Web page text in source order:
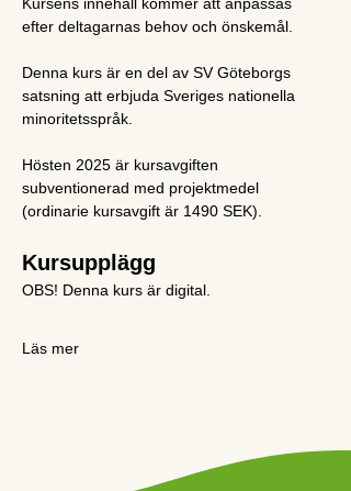
efter deltagarnas behov och önskemål.
Denna kurs är en del av SV Göteborgs
satsning att erbjuda Sveriges nationella
minoritetsspråk.
Hösten 2025 är kursavgiften
subventionerad med projektmedel
(ordinarie kursavgift är 1490 SEK).
Kursupplägg
OBS! Denna kurs är digital.
Läs mer